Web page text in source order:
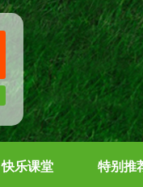
快乐课堂 特别推